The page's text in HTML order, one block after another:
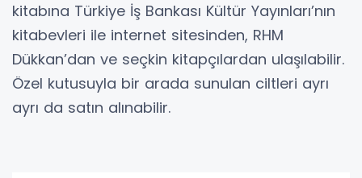
kitabına Türkiye İş Bankası Kültür Yayınları’nın
kitabevleri ile internet sitesinden, RHM
Dükkan’dan ve seçkin kitapçılardan ulaşılabilir.
Özel kutusuyla bir arada sunulan ciltleri ayrı
ayrı da satın alınabilir.